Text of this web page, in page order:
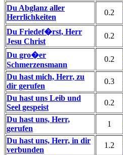
Du Abglanz aller
Herrlichkeiten
0.2
Du Friedef�rst, Herr
Jesu Christ
0.2
Du gro�er
Schmerzensmann
0.2
Du hast mich, Herr, zu
dir gerufen
0.3
Du hast uns Leib und
Seel gespeist
0.2
Du hast uns, Herr,
gerufen
1
Du hast uns, Herr, in dir
verbunden
1.2